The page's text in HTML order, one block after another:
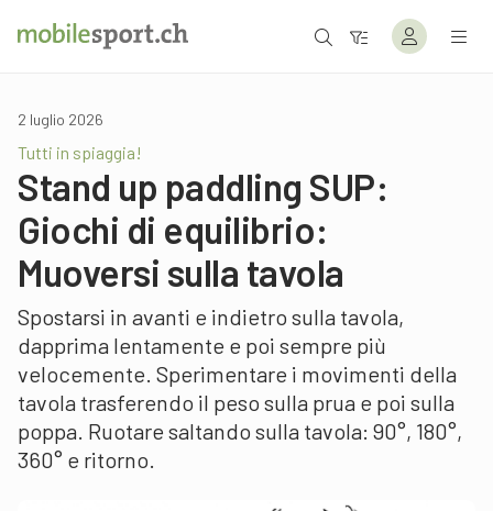
2 luglio 2026
Tutti in spiaggia!
Stand up paddling SUP:
Giochi di equilibrio:
Muoversi sulla tavola
Spostarsi in avanti e indietro sulla tavola,
dapprima lentamente e poi sempre più
velocemente. Sperimentare i movimenti della
tavola trasferendo il peso sulla prua e poi sulla
poppa. Ruotare saltando sulla tavola: 90°, 180°,
360° e ritorno.